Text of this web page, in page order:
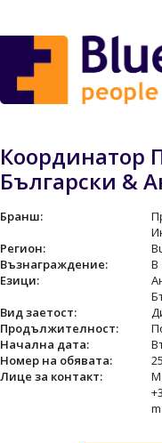
Координатор
Български &
Бранш:
Регион:
Възнаграждение:
В
Езици:
Вид заетост:
Продължителност:
Начална дата:
Номер на обявата:
Лице за контакт: